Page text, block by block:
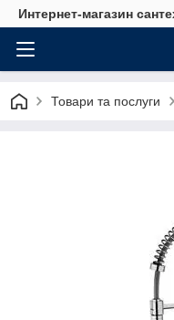
Интернет-магазин
Товари та послуги